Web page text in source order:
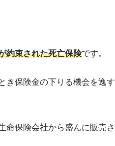
約束された死亡保険です。
き保険金の下りる機会を逸す
命保険会社から盛んに販売さ